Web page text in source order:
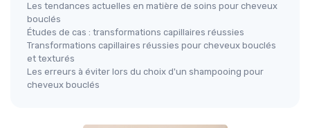
Les tendances actuelles en matière de soins pour cheveux
bouclés
Études de cas : transformations capillaires réussies
Transformations capillaires réussies pour cheveux bouclés
et texturés
Les erreurs à éviter lors du choix d'un shampooing pour
cheveux bouclés